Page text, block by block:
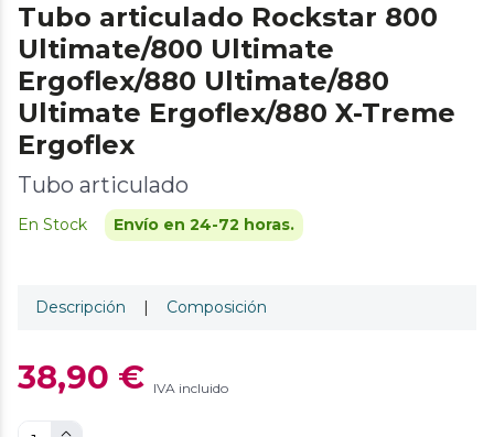
Tubo articulado Rockstar 800
Ultimate/800 Ultimate
Ergoflex/880 Ultimate/880
Ultimate Ergoflex/880 X-Treme
Ergoflex
Tubo articulado
En Stock Envío en 24-72 horas.
Descripción | Composición
38,90 € IVA incluido